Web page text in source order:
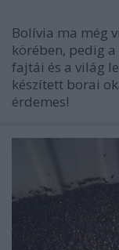
Bolívia ma még
körében, pedig
fajtái és a világ
készített borai
érdemes!